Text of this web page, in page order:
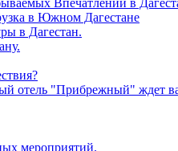
Впечатлений в
в Южном Дагестане
в Дагестан.
отель "Прибрежный" ждет
мероприятий.